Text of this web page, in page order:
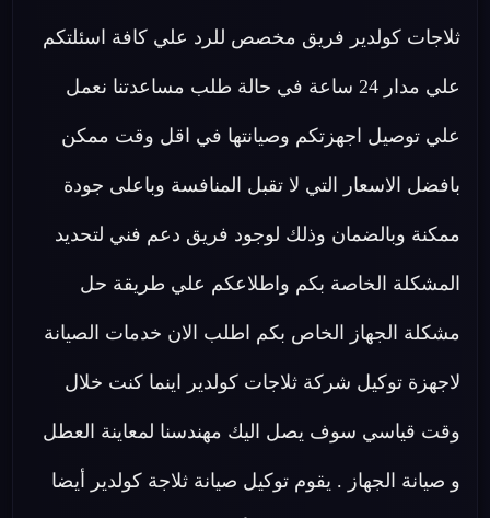
ثلاجات كولدير فريق مخصص للرد علي كافة اسئلتكم
علي مدار 24 ساعة في حالة طلب مساعدتنا نعمل
علي توصيل اجهزتكم وصيانتها في اقل وقت ممكن
بافضل الاسعار التي لا تقبل المنافسة وباعلى جودة
ممكنة وبالضمان وذلك لوجود فريق دعم فني لتحديد
المشكلة الخاصة بكم واطلاعكم علي طريقة حل
مشكلة الجهاز الخاص بكم اطلب الان خدمات الصيانة
لاجهزة توكيل شركة ثلاجات كولدير اينما كنت خلال
وقت قياسي سوف يصل اليك مهندسنا لمعاينة العطل
و صيانة الجهاز . يقوم توكيل صيانة ثلاجة كولدير أيضا